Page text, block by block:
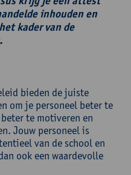
inhouden en
kader van de
bieden de juiste
om je personeel beter te
te motiveren en
Jouw personeel is
van de school en
ook een waardevolle